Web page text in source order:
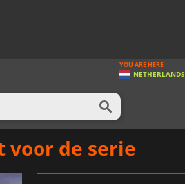
YOU ARE HERE
NETHERLANDS
voor de serie